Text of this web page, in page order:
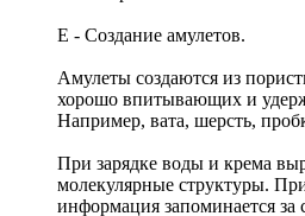
Е - Создание амулетов.
Амулеты создаются из
хорошо впитывающих и
Например, вата, шерсть,
При зарядке воды и крема
молекулярные структуры.
информация запоминается за